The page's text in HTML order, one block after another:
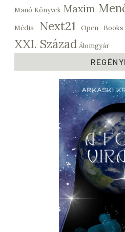
Manó Könyvek Maxim
Média Next21 Open Books
XXI. Század Álomgyár